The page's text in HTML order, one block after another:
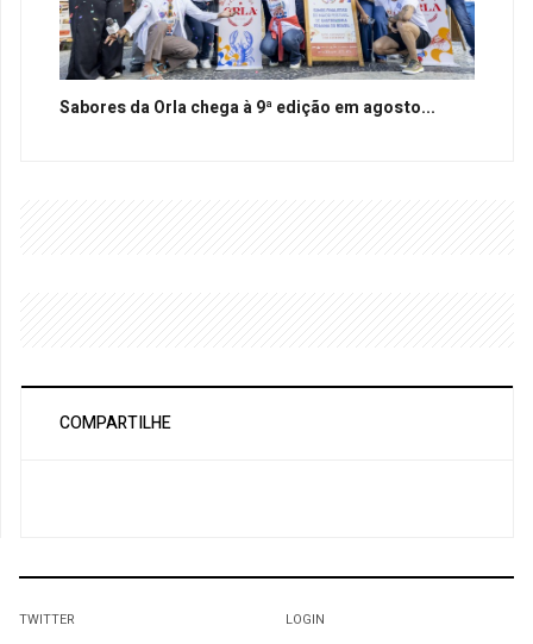
Sabores da Orla chega à 9ª edição em agosto...
COMPARTILHE
TWITTER
LOGIN